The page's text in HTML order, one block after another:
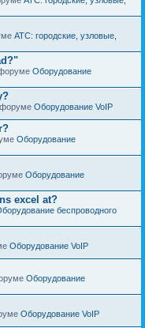
АТС: городские, узловые,
Оборудование
форуме Оборудование VoIP
Оборудование
Оборудование
excel at?
беспроводного
Оборудование VoIP
Оборудование
Оборудование VoIP